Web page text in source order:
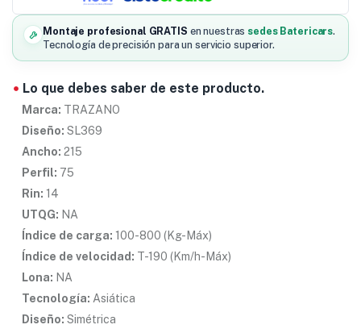
Montaje profesional GRATIS en nuestras sedes Batericars.
Tecnología de precisión para un servicio superior.
Lo que debes saber de este producto.
Marca: TRAZANO
Diseño: SL369
Ancho: 215
Perfil: 75
Rin: 14
UTQG: NA
Índice de carga: 100-800 (Kg-Máx)
Índice de velocidad: T-190 (Km/h-Máx)
Lona: NA
Tecnología: Asiática
Diseño: Simétrica